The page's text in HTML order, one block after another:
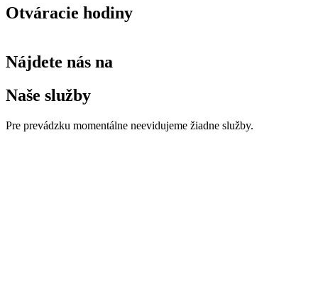
Otváracie hodiny
Nájdete nás na
Naše služby
Pre prevádzku momentálne neevidujeme žiadne služby.